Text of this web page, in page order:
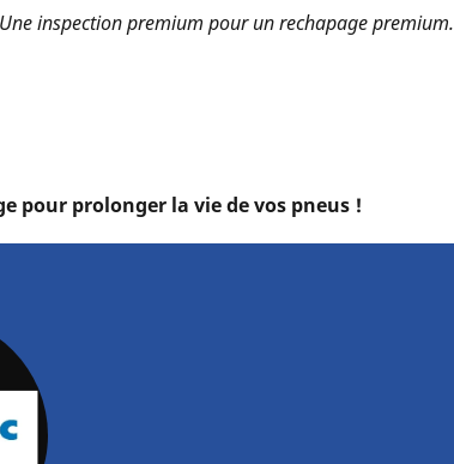
Une inspection premium pour un rechapage premium.
pour prolonger la vie de vos pneus !